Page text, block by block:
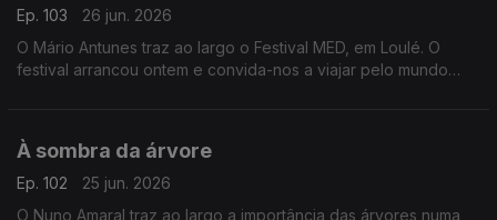
Ep. 103
26 jun. 2026
O Mário Antunes traz ao largo o Festival MED, em Loulé. O
festival arrancou ontem e convida-nos a viajar pelo mundo
À sombra da árvore
Ep. 102
25 jun. 2026
O Nuno Amaral traz ao largo a importância das árvores numa